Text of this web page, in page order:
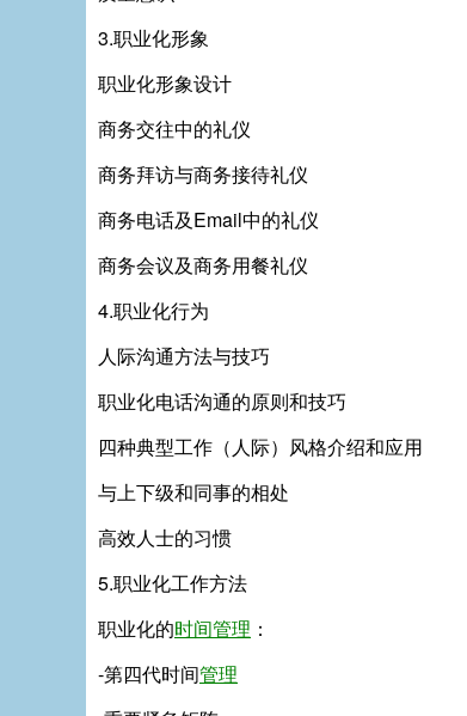
3.职业化形象
职业化形象设计
商务交往中的礼仪
商务拜访与商务接待礼仪
商务电话及Email中的礼仪
商务会议及商务用餐礼仪
4.职业化行为
人际沟通方法与技巧
职业化电话沟通的原则和技巧
四种典型工作（人际）风格介绍和应用
与上下级和同事的相处
高效人士的习惯
5.职业化工作方法
职业化的时间管理 ：
-第四代时间管理